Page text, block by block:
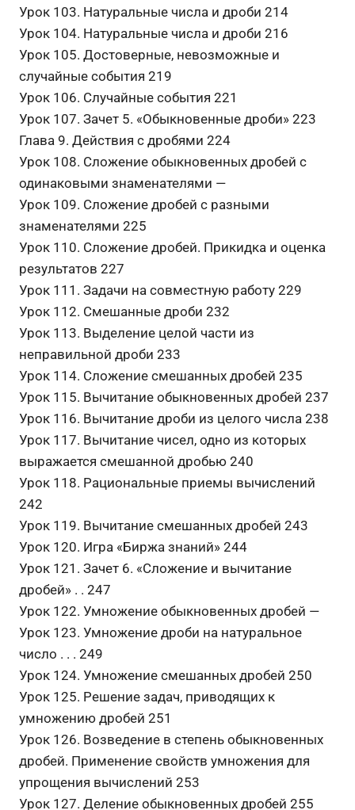
Урок 103. Натуральные числа и дроби 214
Урок 104. Натуральные числа и дроби 216
Урок 105. Достоверные, невозможные и
случайные события 219
Урок 106. Случайные события 221
Урок 107. Зачет 5. «Обыкновенные дроби» 223
Глава 9. Действия с дробями 224
Урок 108. Сложение обыкновенных дробей с
одинаковыми знаменателями —
Урок 109. Сложение дробей с разными
знаменателями 225
Урок 110. Сложение дробей. Прикидка и оценка
результатов 227
Урок 111. Задачи на совместную работу 229
Урок 112. Смешанные дроби 232
Урок 113. Выделение целой части из
неправильной дроби 233
Урок 114. Сложение смешанных дробей 235
Урок 115. Вычитание обыкновенных дробей 237
Урок 116. Вычитание дроби из целого числа 238
Урок 117. Вычитание чисел, одно из которых
выражается смешанной дробью 240
Урок 118. Рациональные приемы вычислений
242
Урок 119. Вычитание смешанных дробей 243
Урок 120. Игра «Биржа знаний» 244
Урок 121. Зачет 6. «Сложение и вычитание
дробей» . . 247
Урок 122. Умножение обыкновенных дробей —
Урок 123. Умножение дроби на натуральное
число . . . 249
Урок 124. Умножение смешанных дробей 250
Урок 125. Решение задач, приводящих к
умножению дробей 251
Урок 126. Возведение в степень обыкновенных
дробей. Применение свойств умножения для
упрощения вычислений 253
Урок 127. Деление обыкновенных дробей 255